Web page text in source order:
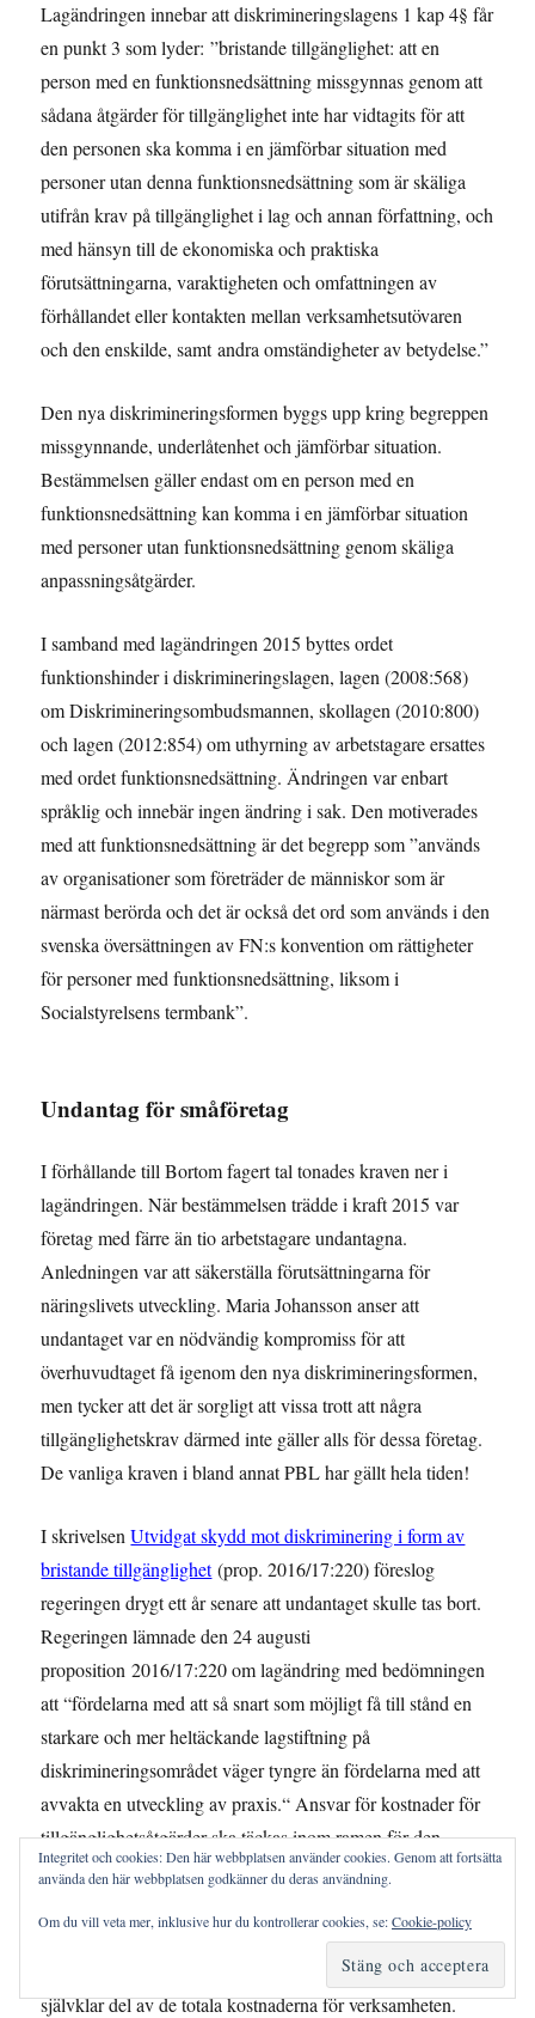
Lagändringen innebar att diskrimineringslagens 1 kap 4§ får
en punkt 3 som lyder: ”bristande tillgänglighet: att en
person med en funktionsnedsättning missgynnas genom att
sådana åtgärder för tillgänglighet inte har vidtagits för att
den personen ska komma i en jämförbar situation med
personer utan denna funktionsnedsättning som är skäliga
utifrån krav på tillgänglighet i lag och annan författning, och
med hänsyn till de ekonomiska och praktiska
förutsättningarna, varaktigheten och omfattningen av
förhållandet eller kontakten mellan verksamhetsutövaren
och den enskilde, samt andra omständigheter av betydelse.”
Den nya diskrimineringsformen byggs upp kring begreppen
missgynnande, underlåtenhet och jämförbar situation.
Bestämmelsen gäller endast om en person med en
funktionsnedsättning kan komma i en jämförbar situation
med personer utan funktionsnedsättning genom skäliga
anpassningsåtgärder.
I samband med lagändringen 2015 byttes ordet
funktionshinder i diskrimineringslagen, lagen (2008:568)
om Diskrimineringsombudsmannen, skollagen (2010:800)
och lagen (2012:854) om uthyrning av arbetstagare ersattes
med ordet funktionsnedsättning. Ändringen var enbart
språklig och innebär ingen ändring i sak. Den motiverades
med att funktionsnedsättning är det begrepp som ”används
av organisationer som företräder de människor som är
närmast berörda och det är också det ord som används i den
svenska översättningen av FN:s konvention om rättigheter
för personer med funktionsnedsättning, liksom i
Socialstyrelsens termbank”.
Undantag för småföretag
I förhållande till Bortom fagert tal tonades kraven ner i
lagändringen. När bestämmelsen trädde i kraft 2015 var
företag med färre än tio arbetstagare undantagna.
Anledningen var att säkerställa förutsättningarna för
näringslivets utveckling. Maria Johansson anser att
undantaget var en nödvändig kompromiss för att
överhuvudtaget få igenom den nya diskrimineringsformen,
men tycker att det är sorgligt att vissa trott att några
tillgänglighetskrav därmed inte gäller alls för dessa företag.
De vanliga kraven i bland annat PBL har gällt hela tiden!
I skrivelsenUtvidgat skydd mot diskriminering i form av
bristande tillgänglighet(prop. 2016/17:220) föreslog
regeringen drygt ett år senare att undantaget skulle tas bort.
Regeringen lämnade den 24 augusti
proposition 2016/17:220 om lagändring med bedömningen
att “fördelarna med att så snart som möjligt få till stånd en
starkare och mer heltäckande lagstiftning på
diskrimineringsområdet väger tyngre än fördelarna med att
avvakta en utveckling av praxis.“ Ansvar för kostnader för
tillgänglighetsåtgärder ska täckas inom ramen för den
ordinarie verksamheten, enligt ansvars- och
utformas och bedrivas så att de blir tillgängliga för alla
människor. Kostnaderna för åtgärderna ska ses som en
självklar del av de totala kostnaderna för verksamheten.
Integritet och cookies: Den här webbplatsen använder cookies. Genom att fortsätta
använda den här webbplatsen godkänner du deras användning.
Om du vill veta mer, inklusive hur du kontrollerar cookies, se:Cookie-policy